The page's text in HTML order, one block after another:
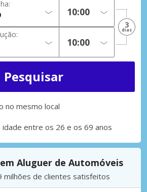
3
dias
no mesmo local
idade entre os 26 e os 69 anos
Aluguer de Automóveis
milhões de clientes satisfeitos